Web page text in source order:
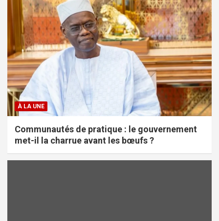
À LA UNE
Communautés de pratique : le gouvernement
met-il la charrue avant les bœufs ?